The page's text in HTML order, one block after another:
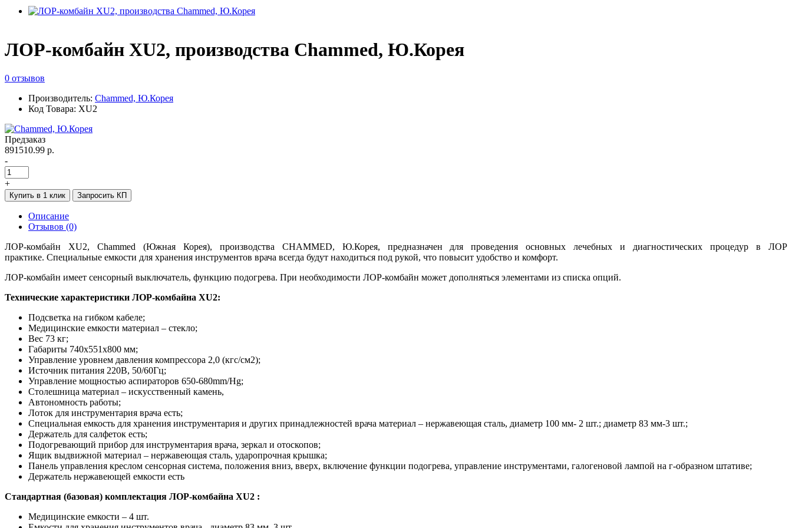
ЛОР-комбайн XU2, производства Сhammed, Ю.Корея
0 отзывов
Производитель: Сhammed, Ю.Корея
Код Товара: XU2
Предзаказ
891510.99 р.
-
+
Купить в 1 клик Запросить КП
Описание
Отзывов (0)
ЛОР-комбайн XU2, Chammed (Южная Корея), производства CHAMMED, Ю.Корея, предназначен для проведения основных лечебных и диагностических процедур в ЛОР
практике. Специальные емкости для хранения инструментов врача всегда будут находиться под рукой, что повысит удобство и комфорт.
ЛОР-комбайн имеет сенсорный выключатель, функцию подогрева. При необходимости ЛОР-комбайн может дополняться элементами из списка опций.
Технические характеристики ЛОР-комбайна XU2:
Подсветка на гибком кабеле;
Медицинские емкости материал – стекло;
Вес 73 кг;
Габариты 740x551х800 мм;
Управление уровнем давления компрессора 2,0 (кгс/см2);
Источник питания 220В, 50/60Гц;
Управление мощностью аспираторов 650-680mm/Hg;
Столешница материал – искусственный камень,
Автономность работы;
Лоток для инструментария врача есть;
Специальная емкость для хранения инструментария и других принадлежностей врача материал – нержавеющая сталь, диаметр 100 мм- 2 шт.; диаметр 83 мм-3 шт.;
Держатель для салфеток есть;
Подогревающий прибор для инструментария врача, зеркал и отоскопов;
Ящик выдвижной материал – нержавеющая сталь, ударопрочная крышка;
Панель управления креслом сенсорная система, положения вниз, вверх, включение функции подогрева, управление инструментами, галогеновой лампой на г-образном штативе;
Держатель нержавеющей емкости есть
Стандартная (базовая) комплектация ЛОР-комбайна XU2 :
Медицинские емкости – 4 шт.